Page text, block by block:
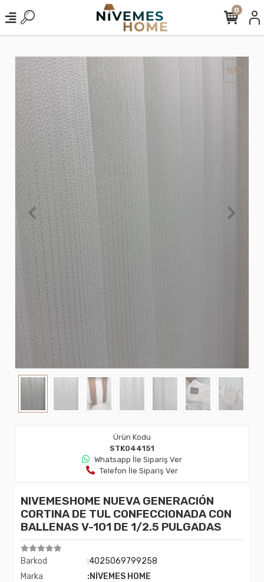
0
%13
Ürün Kodu
STK044151
Whatsapp İle Sipariş Ver
Telefon İle Sipariş Ver
NIVEMESHOME NUEVA GENERACIÓN
CORTINA DE TUL CONFECCIONADA CON
BALLENAS V-101 DE 1/2.5 PULGADAS
Barkod
:4025069799258
Marka
:NİVEMES HOME